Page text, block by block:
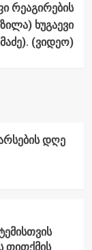
რეაგირების
ხუგაევი
(ვიდეო)
დღე
თითქმის